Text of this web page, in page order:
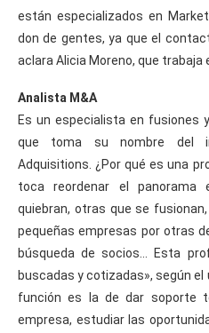
están especializados en
don de gentes, ya que el
aclara Alicia Moreno, que trabaja
Analista M&A
Es un especialista en fusiones
que toma su nombre del
Adquisitions. ¿Por qué es una
toca reordenar el panorama
quiebran, otras que se
pequeñas empresas por otras
búsqueda de socios… Esta
buscadas y cotizadas», según
función es la de dar soporte
empresa, estudiar las